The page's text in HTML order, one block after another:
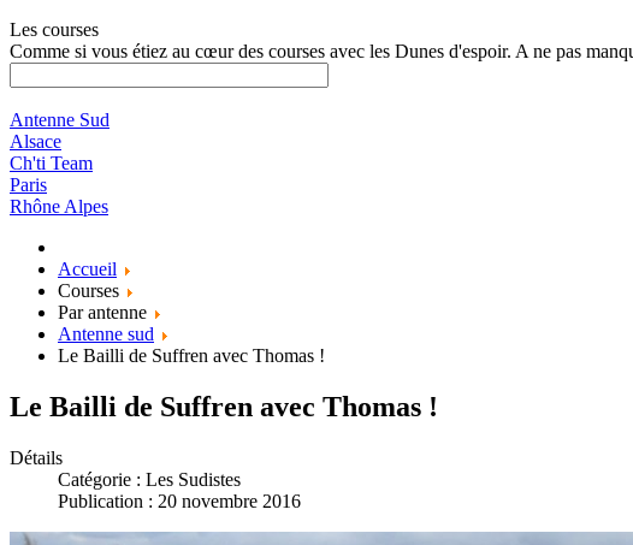
Les courses
Comme si vous étiez au cœur des courses avec les Dunes d'espoir. A ne pas
Antenne Sud
Alsace
Ch'ti Team
Paris
Rhône Alpes
Accueil
Courses
Par antenne
Antenne sud
Le Bailli de Suffren avec Thomas !
Le Bailli de Suffren avec Thomas !
Détails
Catégorie : Les Sudistes
Publication : 20 novembre 2016